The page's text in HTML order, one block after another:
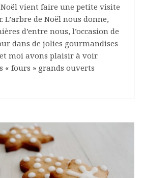
vient faire une petite visite
de Noël nous donne,
d’entre nous, l’occasion de
dans de jolies gourmandises
moi avons plaisir à voir
« fours » grands ouverts